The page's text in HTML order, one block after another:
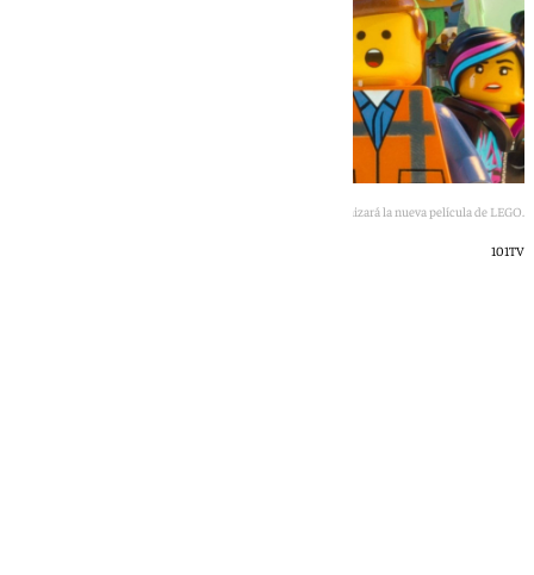
Keanu Reeves protagonizará la nueva película de LEGO.
101TV